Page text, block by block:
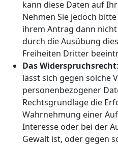
kann diese Daten auf
Nehmen Sie jedoch
ihrem Antrag dann
durch die Ausübung
Freiheiten Dritter
Das Widerspruchsrecht
lässt sich gegen solche
personenbezogener
Rechtsgrundlage die
Wahrnehmung einer
Interesse oder bei der
Gewalt ist, oder gegen